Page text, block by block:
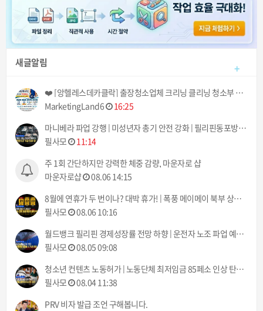
+
새글알림
❤️ [앙헬레스데카클락] 출장청소업체 크리닝 클리닝 청소부 아떼 아줌마 서비스! (기본 3시간에 700페소!) ❤️
MarketingLand6
16:25
마니베라 파업 강행 | 미성년자 총기 안전 강화 | 필리핀동포방송 | 필리핀한인방송 | 필리핀뉴스룸
필사모
11:14
주 1회 간단하지만 강력한 체중 감량, 마운자로 샵
마운자로샵
08.06 14:15
8월에 연휴가 두 번이나? 대박 휴가! | 폭풍 메이메이 북부 상륙 | 필리핀동포방송 | 필리핀한인방송 | 필리핀뉴스룸
필사모
08.06 10:16
월드뱅크 필리핀 경제성장률 전망 하향 | 운전자 노조 파업 예고 8월 10일부터 | 필리핀동포방송 | 필리핀한인방송 | 필리핀뉴스룸
필사모
08.05 09:08
청소년 컨텐츠 노동허가 | 노동단체 최저임금 85페소 인상 탄원서 제출 | 필리핀동포방송 | 필리핀한인방송 | 필리핀뉴스룸
필사모
08.04 11:38
PRV 비자 발급 조언 구해봅니다.